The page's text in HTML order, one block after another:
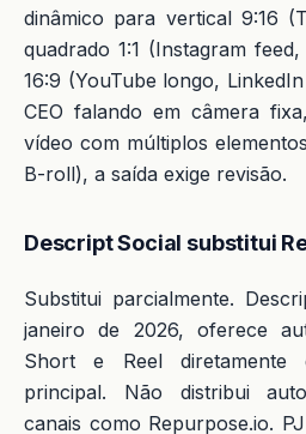
dinâmico para vertical 9:16
quadrado 1:1 (Instagram
16:9 (YouTube longo,
CEO falando em câmera
vídeo com múltiplos
B-roll), a saída exige revisão.
Descript Social substitui
Substitui parcialmente.
janeiro de 2026, oferece
Short e Reel
principal. Não distribui
canais como Repurpose.io.